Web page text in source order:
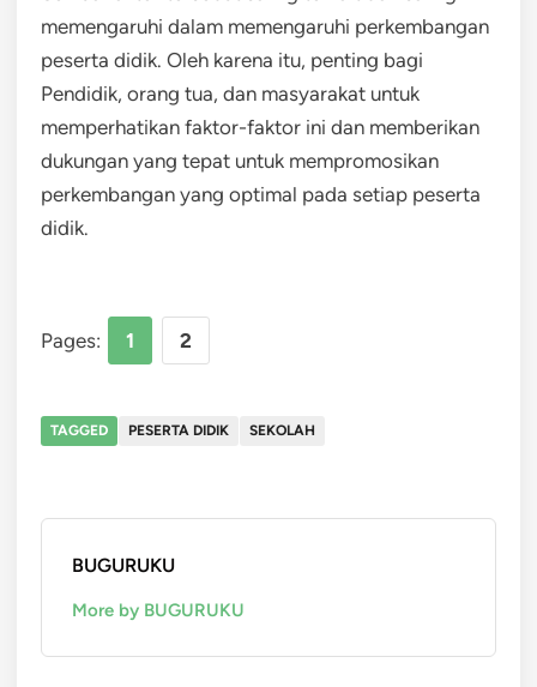
memengaruhi dalam memengaruhi perkembangan
peserta didik. Oleh karena itu, penting bagi
Pendidik, orang tua, dan masyarakat untuk
memperhatikan faktor-faktor ini dan memberikan
dukungan yang tepat untuk mempromosikan
perkembangan yang optimal pada setiap peserta
didik.
Pages: 1 2
TAGGED PESERTA DIDIK SEKOLAH
BUGURUKU
More by BUGURUKU